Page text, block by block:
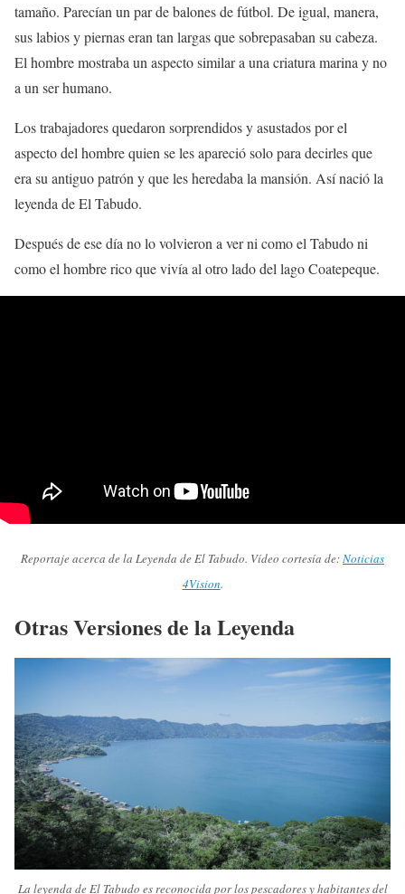
tamaño. Parecían un par de balones de fútbol. De igual, manera,
sus labios y piernas eran tan largas que sobrepasaban su cabeza.
El hombre mostraba un aspecto similar a una criatura marina y no
a un ser humano.
Los trabajadores quedaron sorprendidos y asustados por el
aspecto del hombre quien se les apareció solo para decirles que
era su antiguo patrón y que les heredaba la mansión. Así nació la
leyenda de El Tabudo.
Después de ese día no lo volvieron a ver ni como el Tabudo ni
como el hombre rico que vivía al otro lado del lago Coatepeque.
Reportaje acerca de la Leyenda de El Tabudo. Vídeo cortesía de:Noticias
4Vision.
Otras Versiones de la Leyenda
La leyenda de El Tabudo es reconocida por los pescadores y habitantes del